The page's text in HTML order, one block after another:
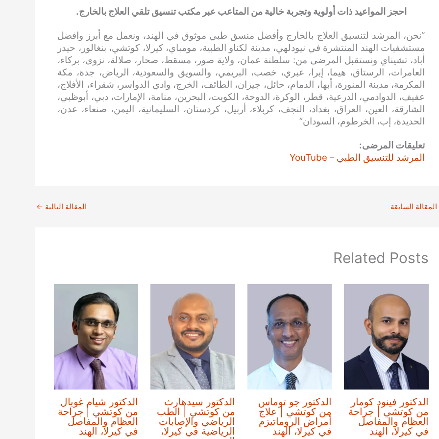
احجز المواعيد ذات أولوية وتجربة خالية من المتاعب عبر مكتب تنسيق تلقي العلاج بالخارج.
“نحن، المرشد لتنسيق العلاج بالخارج وأفضل منسق طبي موثوق في الهند، ونعمل مع أبرز وافضل
مستشفيات الهند المنتشرة في نيودلهي، مدينة لكناو الطبية، مومباي، كيرلا، كوتشي، بنغالور، حيدر
أباد، تشيناي ونستقبل المرضى من: سلطنة عمان، ولاية صور، مسقط، صحار، صلالة، نزوى، بركاء،
العامرات، الرستاق، هيما، إبرا، عبري، خصب، البريمي، والسويق والسعودية، الرياض، جدة، مكة
المكرمة، مدينة المنورة، أبها، الدمام، حائل، جيزان، الطائف، الخرج، وادي الدواسر، شقراء، الأفلاج،
عفيف، الدوادمي، الدرعية، قطر، الوكرة، الدوحة، الكويت، البحرين، منامة، الإمارات، دبي، أبوظبي،
الشارقة، العين، العراق، بغداد، النجف، كربلاء، أربيل، كردستان، السليمانية، اليمن، صنعاء، عدن،
الحديدة، إب، الخرطوم، السودان”
تعليقات المرضى:
المرشد للتنسيق الطبي – YouTube
المقالة السابقة المقالة التالية ←
Related Posts
الدكتور فينود كومار
من كوتشي | جراحة
العظام والمفاصل
في كيرلا، الهند
الدكتور جو توماس
من كوتشي | علاج
أمراض الروماتيزم
في كيرلا، الهند
الدكتور سيدهارث
من كوتشي | الطب
الرياضي والإصابات
الرياضية في كيرلا،
الدكتور شيام غوبال
من كوتشي | جراحة
العظام والمفاصل
في كيرلا، الهند